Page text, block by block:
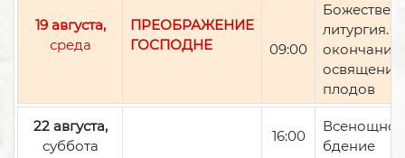
19 августа,
среда
ПРЕОБРАЖЕНИЕ
ГОСПОДНЕ
09:00
литургия.
окончании
освящение
плодов
22 августа,
суббота
16:00
Всенощное
бдение